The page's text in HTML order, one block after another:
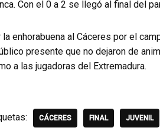
Con el 0 a 2 se llegó al final del
la enhorabuena al Cáceres por el
presente que no dejaron de
a las jugadoras del Extremadura.
CÁCERES FINAL JUVENIL